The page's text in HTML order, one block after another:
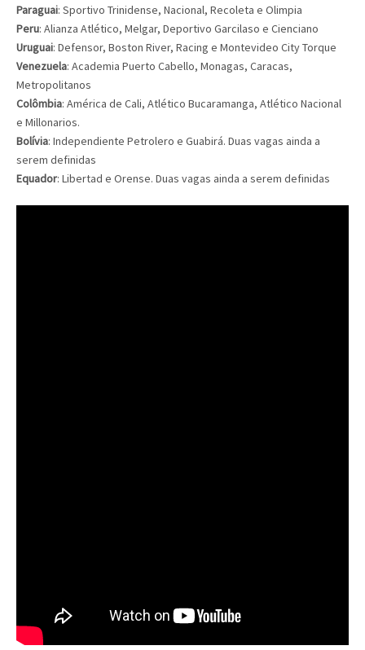
Paraguai: Sportivo Trinidense, Nacional, Recoleta e Olimpia
Peru: Alianza Atlético, Melgar, Deportivo Garcilaso e Cienciano
Uruguai: Defensor, Boston River, Racing e Montevideo City Torque
Venezuela: Academia Puerto Cabello, Monagas, Caracas,
Metropolitanos
Colômbia: América de Cali, Atlético Bucaramanga, Atlético Nacional
e Millonarios.
Bolívia: Independiente Petrolero e Guabirá. Duas vagas ainda a
serem definidas
Equador: Libertad e Orense. Duas vagas ainda a serem definidas